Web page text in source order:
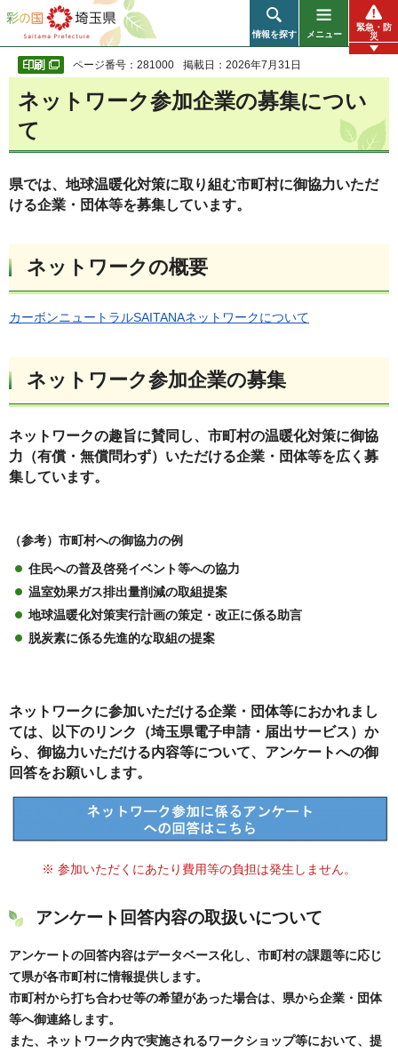
彩の国 埼玉県
情報を探す メニュー
緊急・防
災
ページ番号：281000 掲載日：2026年7月31日
ネットワーク参加企業の募集につい
て
県では、地球温暖化対策に取り組む市町村に御協力いただ
ける企業・団体等を募集しています。
ネットワークの概要
カーボンニュートラルSAITANAネットワークについて
ネットワーク参加企業の募集
ネットワークの趣旨に賛同し、市町村の温暖化対策に御協
力（有償・無償問わず）いただける企業・団体等を広く募
集しています。
（参考）市町村への御協力の例
住民への普及啓発イベント等への協力
温室効果ガス排出量削減の取組提案
地球温暖化対策実行計画の策定・改正に係る助言
脱炭素に係る先進的な取組の提案
ネットワークに参加いただける企業・団体等におかれまし
ては、以下のリンク（埼玉県電子申請・届出サービス）か
ら、御協力いただける内容等について、アンケートへの御
回答をお願いします。
※ 参加いただくにあたり費用等の負担は発生しません。
アンケート回答内容の取扱いについて
アンケートの回答内容はデータベース化し、市町村の課題等に応じ
て県が各市町村に情報提供します。
市町村から打ち合わせ等の希望があった場合は、県から企業・団体
等へ御連絡します。
また、ネットワーク内で実施されるワークショップ等において、提